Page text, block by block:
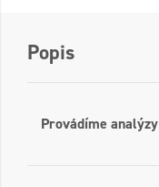
Popis
Provádíme analýzy